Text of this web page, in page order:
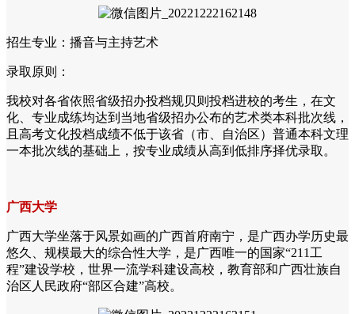
招生专业：播音与主持艺术
录取原则：
我校对各省依照省级招办投档规贝则投档进校的考生，在文
化、专业成练均达到当地省级招办公布的艺术类本科批次线，
且高考文化投档成绩不低于该省（市、自治区）普通本科文理
一本批次线的基础上，按专业成绩从高到低排序择优录取。
广西大学
广西大学坐落于风景如画的广西首府南宁，是广西办学历史最
悠久、规模最大的综合性大学，是广西唯一的国家“211工
程”建设学校，世界一流学科建设高校，教育部和广西壮族自
治区人民政府“部区合建”高校。